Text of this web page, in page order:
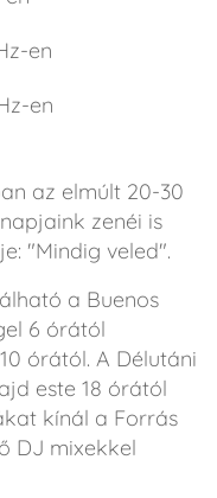
en​
en​
az elmúlt 20-30
zenéi is
"Mindig veled".
a Buenos
6 órától
órától. A Délutáni
este 18 órától
kínál a Forrás
DJ mixekkel